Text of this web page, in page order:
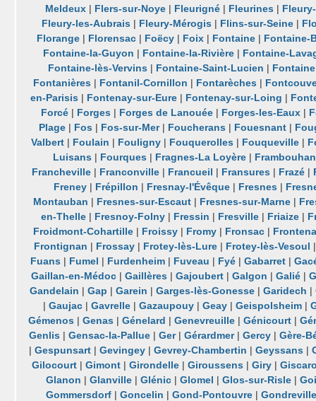
Meldeux | Flers-sur-Noye | Fleurigné | Fleurines |
Fleury-les-Aubrais | Fleury-Mérogis | Flins-sur-Seine |
Florange | Florensac | Foëcy | Foix | Fontaine | Fontaine-
Fontaine-la-Guyon | Fontaine-la-Rivière | Fontaine-
Fontaine-lès-Vervins| Fontaine-Saint-Lucien |
Fontanières | Fontanil-Cornillon | Fontarèches |
en-Parisis| Fontenay-sur-Eure| Fontenay-sur-Loing |
Forcé| Forges| Forges de Lanouée| Forges-les-Eaux|
Plage | Fos | Fos-sur-Mer| Foucherans | Fouesnant |
Valbert| Foulain | Fouligny| Fouquerolles| Fouqueville|
Luisans | Fourques | Fragnes-La Loyère |
Francheville | Franconville | Francueil | Fransures | Frazé |
Freney| Frépillon | Fresnay-l'Évêque| Fresnes|
Montauban | Fresnes-sur-Escaut| Fresnes-sur-Marne|
en-Thelle| Fresnoy-Folny| Fressin | Fresville| Friaize|
Froidmont-Cohartille | Froissy | Fromy | Fronsac |
Frontignan | Frossay | Frotey-lès-Lure | Frotey-lès-Vesoul
Fuans | Fumel | Furdenheim | Fuveau | Fyé |Gabarret |
Gaillan-en-Médoc| Gaillères| Gajoubert| Galgon | Galié|
Gandelain |Gap |Garein |Garges-lès-Gonesse |Garidech |
|Gaujac |Gavrelle |Gazaupouy |Geay |Geispolsheim |
Gémenos |Genas |Génelard |Genevreuille |Génicourt |
Genlis| Gensac-la-Pallue| Ger| Gérardmer| Gercy| Gère-
| Gespunsart| Gevingey| Gevrey-Chambertin | Geyssans|
Gilocourt |Gimont |Girondelle |Giroussens |Giry |
Glanon |Glanville |Glénic |Glomel |Glos-sur-Risle |
Gommersdorf| Goncelin | Gond-Pontouvre| Gondreville